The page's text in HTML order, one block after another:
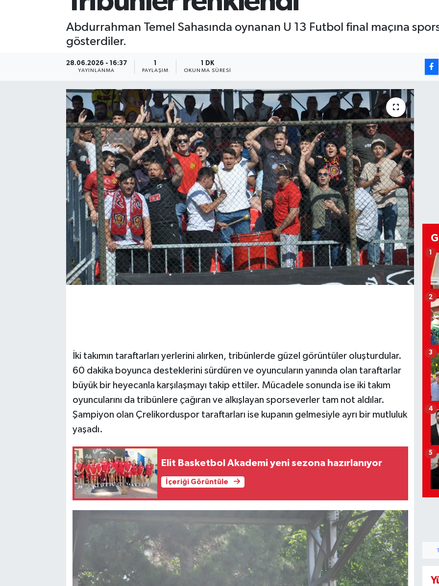
Abdurrahman Temel Sahasında oynanan U 13 Futbol final maçına
gösterdiler.
28.06.2026 - 16:37
YAYINLANMA PAYLAŞIM
1 DK
OKUNMA SÜRESI
İki takımın taraftarları yerlerini alırken, tribünlerde güzel görüntüler oluşturdular.
60 dakika boyunca desteklerini sürdüren ve oyuncuların yanında olan taraftarlar
büyük bir heyecanla karşılaşmayı takip ettiler. Mücadele sonunda ise iki takım
oyuncularını da tribünlere çağıran ve alkışlayan sporseverler tam not aldılar.
Şampiyon olan Çrelikorduspor taraftarları ise kupanın gelmesiyle ayrı bir mutluluk
yaşadı.
Elit Basketbol Akademi yeni sezona hazırlanıyor
İçeriği Görüntüle
1
2
3
4
5